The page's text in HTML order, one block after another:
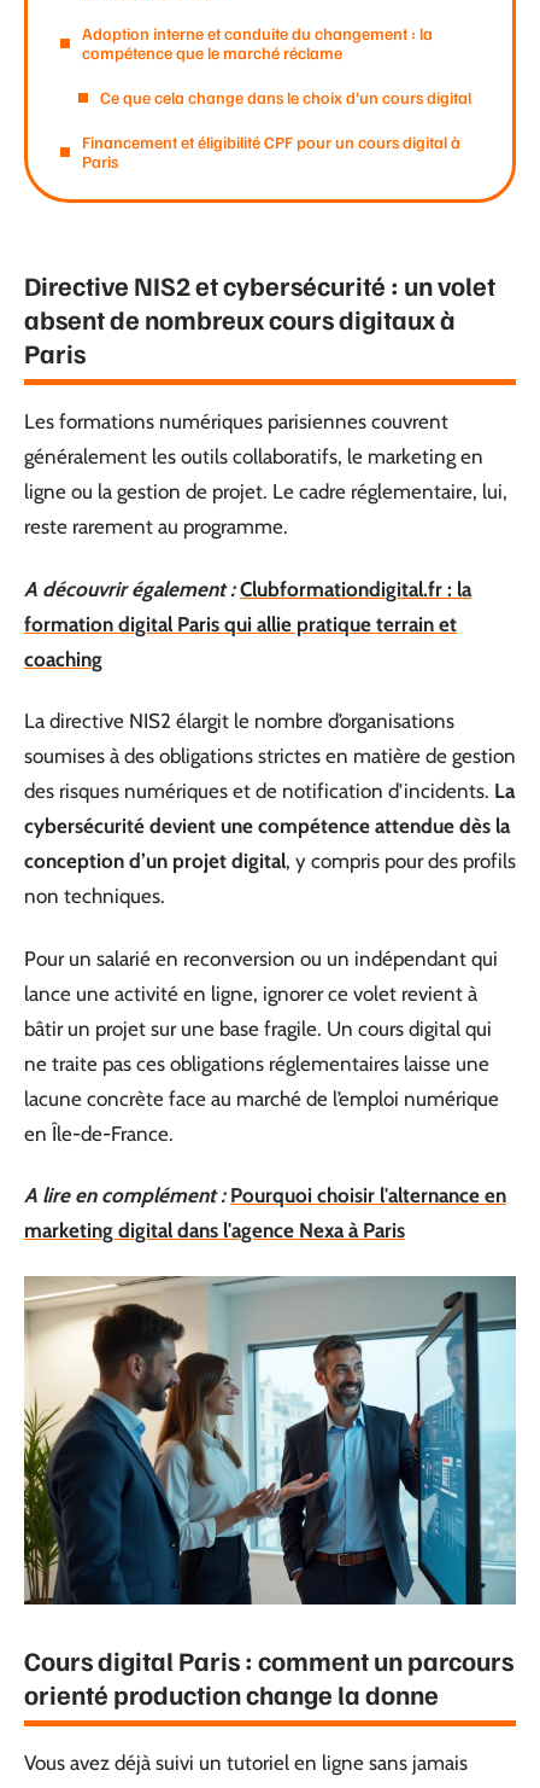
Adoption interne et conduite du changement : la
compétence que le marché réclame
Ce que cela change dans le choix d’un cours digital
Financement et éligibilité CPF pour un cours digital à
Paris
Directive NIS2 et cybersécurité : un volet
absent de nombreux cours digitaux à
Paris
Les formations numériques parisiennes couvrent
généralement les outils collaboratifs, le marketing en
ligne ou la gestion de projet. Le cadre réglementaire, lui,
reste rarement au programme.
A découvrir également : Clubformationdigital.fr : la
formation digital Paris qui allie pratique terrain et
coaching
La directive NIS2 élargit le nombre d’organisations
soumises à des obligations strictes en matière de gestion
des risques numériques et de notification d’incidents. La
cybersécurité devient une compétence attendue dès la
conception d’un projet digital, y compris pour des profils
non techniques.
Pour un salarié en reconversion ou un indépendant qui
lance une activité en ligne, ignorer ce volet revient à
bâtir un projet sur une base fragile. Un cours digital qui
ne traite pas ces obligations réglementaires laisse une
lacune concrète face au marché de l’emploi numérique
en Île-de-France.
A lire en complément : Pourquoi choisir l'alternance en
marketing digital dans l'agence Nexa à Paris
Cours digital Paris : comment un parcours
orienté production change la donne
Vous avez déjà suivi un tutoriel en ligne sans jamais